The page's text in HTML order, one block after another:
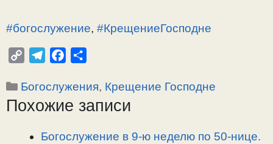
#богослужение, #КрещениеГосподне
p
y
l
e
r
c
e
o
п
р
в
Рубрики
Богослужения, Крещение Господне
Похожие записи
Богослужение в 9-ю неделю по 50-нице.